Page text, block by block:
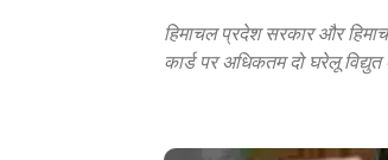
हिमाचल प्रदेश सरकार और
कार्ड पर अधिकतम दो घरेलू